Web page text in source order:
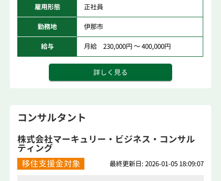
雇用形態 正社員
勤務地 伊那市
給与 月給 230,000円 ～ 400,000円
詳しく見る
コンサルタント
株式会社マーキュリー・ビジネス・コンサル
ティング
移住支援金対象 最終更新日: 2026-01-05 18:09:07